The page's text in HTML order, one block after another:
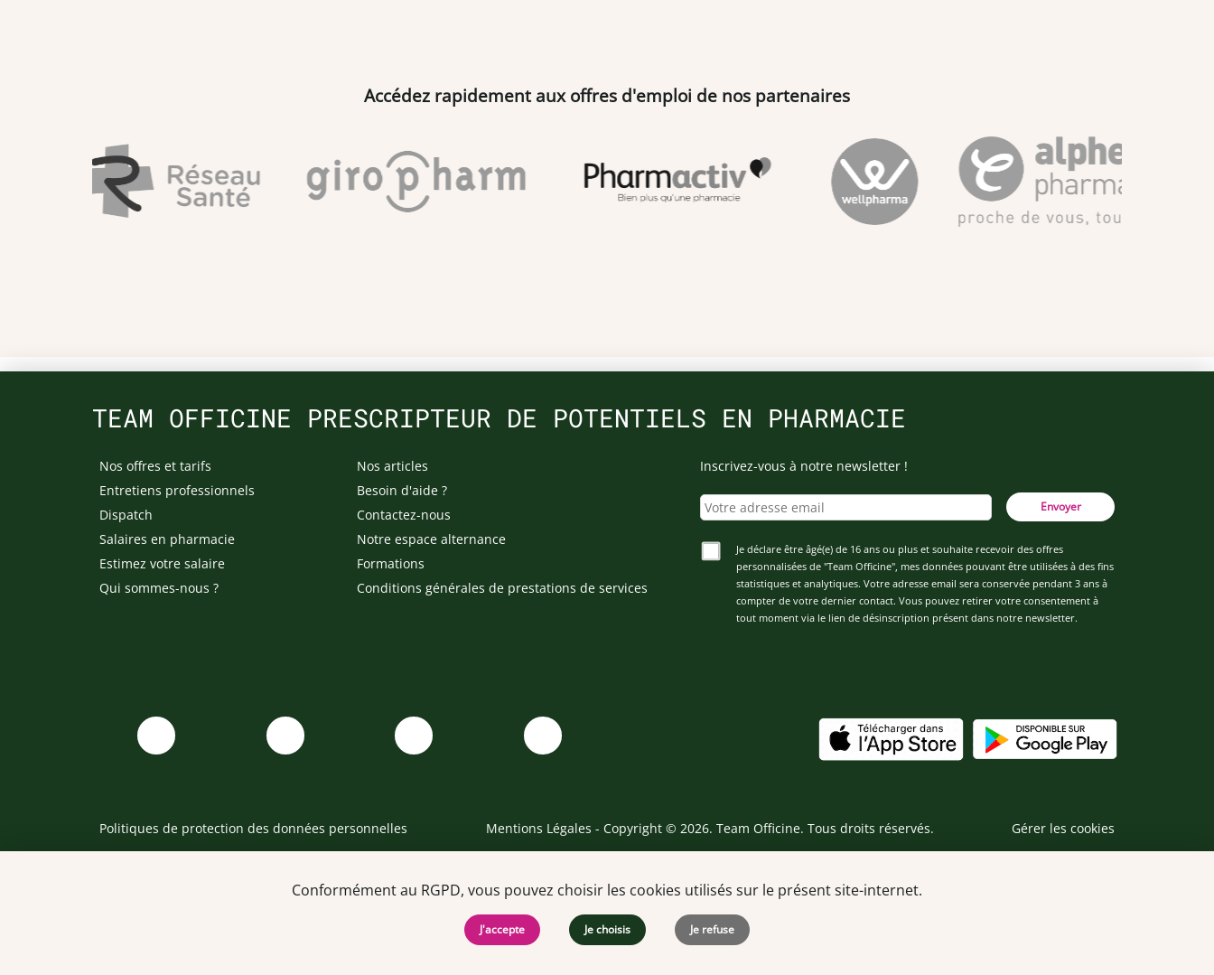
Accédez rapidement aux offres d'emploi de nos partenaires
TEAM OFFICINE PRESCRIPTEUR DE POTENTIELS EN PHARMACIE
Nos offres et tarifs
Entretiens professionnels
Dispatch
Salaires en pharmacie
Estimez votre salaire
Qui sommes-nous ?
Nos articles
Besoin d'aide ?
Contactez-nous
Notre espace alternance
Formations
Conditions générales de prestations de services
Inscrivez-vous à notre newsletter !
Envoyer
Je déclare être âgé(e) de 16 ans ou plus et souhaite recevoir des offres
personnalisées de "Team Officine", mes données pouvant être utilisées à des fins
statistiques et analytiques. Votre adresse email sera conservée pendant 3 ans à
compter de votre dernier contact. Vous pouvez retirer votre consentement à
tout moment via le lien de désinscription présent dans notre newsletter.
Politiques de protection des données personnelles Mentions Légales - Copyright © 2026. Team Officine. Tous droits réservés. Gérer les cookies
Conformément au RGPD, vous pouvez choisir les cookies utilisés sur le présent site-internet.
J'accepte Je choisis Je refuse